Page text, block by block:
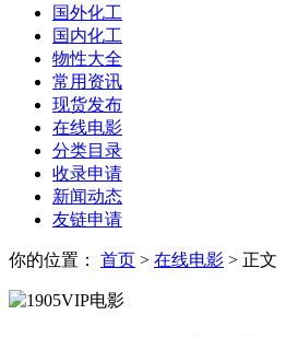
国外化工
国内化工
物性大全
常用资讯
现货发布
在线电影
分类目录
收录申请
新闻动态
友链申请
你的位置： 首页 > 在线电影 > 正文